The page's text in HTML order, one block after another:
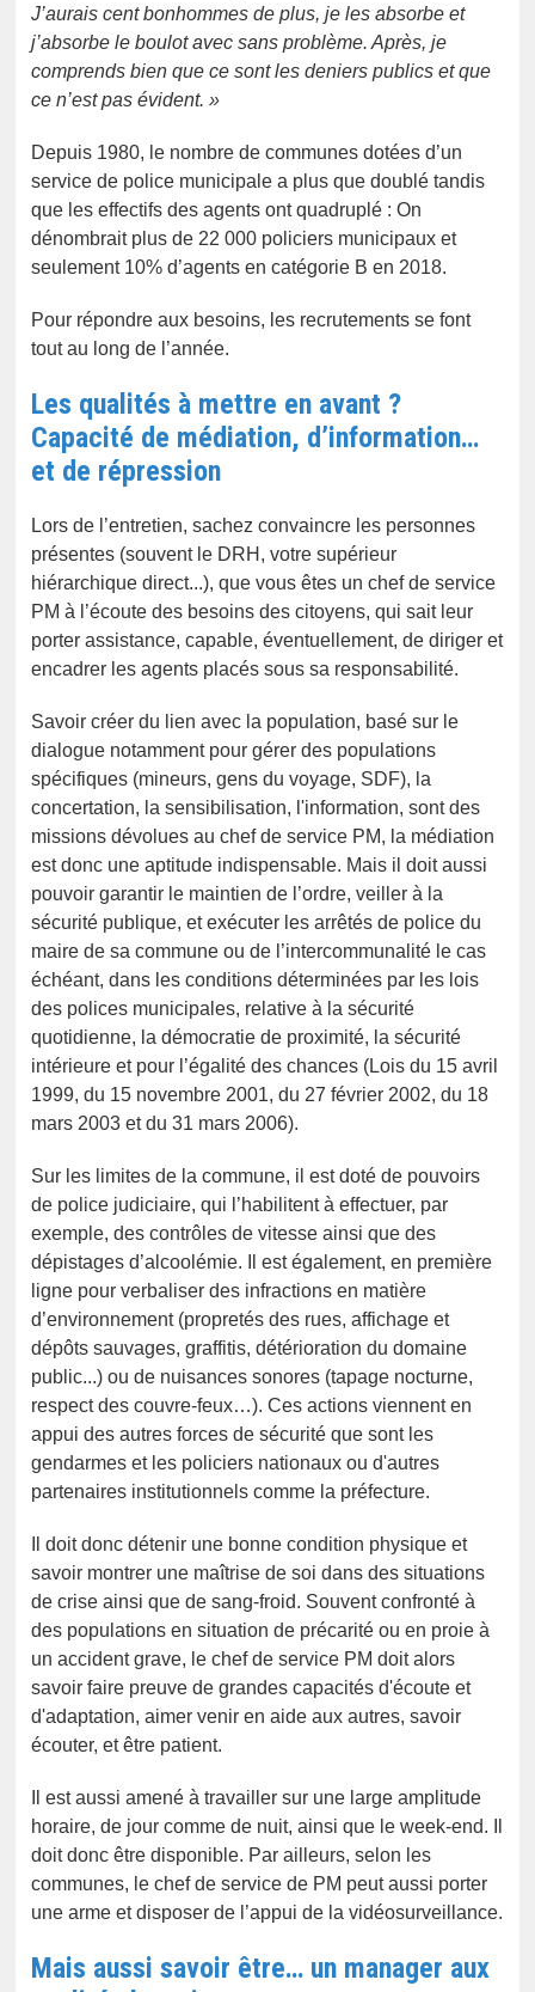
J’aurais cent bonhommes de plus, je les absorbe et
j’absorbe le boulot avec sans problème. Après, je
comprends bien que ce sont les deniers publics et que
ce n’est pas évident. »
Depuis 1980, le nombre de communes dotées d’un
service de police municipale a plus que doublé tandis
que les effectifs des agents ont quadruplé : On
dénombrait plus de 22 000 policiers municipaux et
seulement 10% d’agents en catégorie B en 2018.
Pour répondre aux besoins, les recrutements se font
tout au long de l’année.
Les qualités à mettre en avant ?
Capacité de médiation, d’information…
et de répression
Lors de l’entretien, sachez convaincre les personnes
présentes (souvent le DRH, votre supérieur
hiérarchique direct...), que vous êtes un chef de service
PM à l’écoute des besoins des citoyens, qui sait leur
porter assistance, capable, éventuellement, de diriger et
encadrer les agents placés sous sa responsabilité.
Savoir créer du lien avec la population, basé sur le
dialogue notamment pour gérer des populations
spécifiques (mineurs, gens du voyage, SDF), la
concertation, la sensibilisation, l'information, sont des
missions dévolues au chef de service PM, la médiation
est donc une aptitude indispensable. Mais il doit aussi
pouvoir garantir le maintien de l’ordre, veiller à la
sécurité publique, et exécuter les arrêtés de police du
maire de sa commune ou de l’intercommunalité le cas
échéant, dans les conditions déterminées par les lois
des polices municipales, relative à la sécurité
quotidienne, la démocratie de proximité, la sécurité
intérieure et pour l’égalité des chances (Lois du 15 avril
1999, du 15 novembre 2001, du 27 février 2002, du 18
mars 2003 et du 31 mars 2006).
Sur les limites de la commune, il est doté de pouvoirs
de police judiciaire, qui l’habilitent à effectuer, par
exemple, des contrôles de vitesse ainsi que des
dépistages d’alcoolémie. Il est également, en première
ligne pour verbaliser des infractions en matière
d’environnement (propretés des rues, affichage et
dépôts sauvages, graffitis, détérioration du domaine
public...) ou de nuisances sonores (tapage nocturne,
respect des couvre-feux…). Ces actions viennent en
appui des autres forces de sécurité que sont les
gendarmes et les policiers nationaux ou d'autres
partenaires institutionnels comme la préfecture.
Il doit donc détenir une bonne condition physique et
savoir montrer une maîtrise de soi dans des situations
de crise ainsi que de sang-froid. Souvent confronté à
des populations en situation de précarité ou en proie à
un accident grave, le chef de service PM doit alors
savoir faire preuve de grandes capacités d'écoute et
d'adaptation, aimer venir en aide aux autres, savoir
écouter, et être patient.
Il est aussi amené à travailler sur une large amplitude
horaire, de jour comme de nuit, ainsi que le week-end. Il
doit donc être disponible. Par ailleurs, selon les
communes, le chef de service de PM peut aussi porter
une arme et disposer de l’appui de la vidéosurveillance.
Mais aussi savoir être… un manager aux